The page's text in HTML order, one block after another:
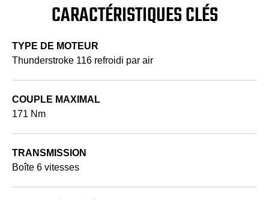
CARACTÉRISTIQUES CLÉS
TYPE DE MOTEUR
Thunderstroke 116 refroidi par air
COUPLE MAXIMAL
171 Nm
TRANSMISSION
Boîte 6 vitesses